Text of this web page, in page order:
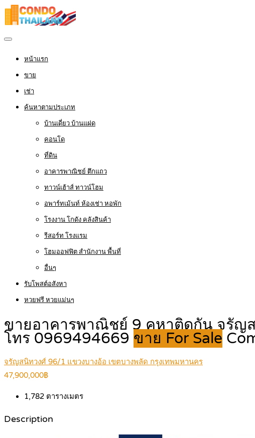
หน้าแรก
ขาย
เช่า
ค้นหาตามประเภท
บ้านเดี่ยว บ้านแฝด
คอนโด
ที่ดิน
อาคารพาณิชย์ ตึกแถว
ทาวน์เฮ้าส์ ทาวน์โฮม
อพาร์ทเม้นท์ ห้องเช่า หอพัก
โรงงาน โกดัง คลังสินค้า
รีสอร์ท โรงแรม
โฮมออฟฟิต สำนักงาน พื้นที่
อื่นๆ
รับโพสต์อสังหา
หวยฟรี หวยแม่นๆ
ขายอาคารพาณิชย์ 9 คูหาติดกัน จรัญ
โทร 0969494669 ขาย For Sale
จรัญสนิทวงศ์ 96/1 แขวงบางอ้อ เขตบางพลัด กรุงเทพมหานคร
47,900,000฿
1,782 ตารางเมตร
Description